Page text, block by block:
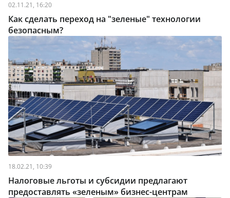
02.11.21, 16:20
Как сделать переход на "зеленые" технологии
безопасным?
18.02.21, 10:39
Налоговые льготы и субсидии предлагают
предоставлять «зеленым» бизнес-центрам